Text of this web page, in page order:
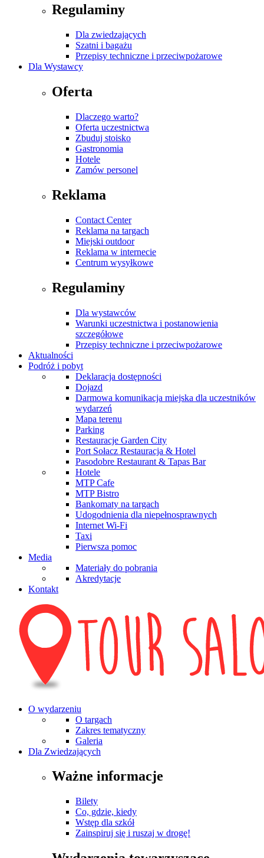
Regulaminy
Dla zwiedzających
Szatni i bagażu
Przepisy techniczne i przeciwpożarowe
Dla Wystawcy
Oferta
Dlaczego warto?
Oferta uczestnictwa
Zbuduj stoisko
Gastronomia
Hotele
Zamów personel
Reklama
Contact Center
Reklama na targach
Miejski outdoor
Reklama w internecie
Centrum wysyłkowe
Regulaminy
Dla wystawców
Warunki uczestnictwa i postanowienia
szczegółowe
Przepisy techniczne i przeciwpożarowe
Aktualności
Podróż i pobyt
Deklaracja dostępności
Dojazd
Darmowa komunikacja miejska dla uczestników
wydarzeń
Mapa terenu
Parking
Restauracje Garden City
Port Sołacz Restauracja & Hotel
Pasodobre Restaurant & Tapas Bar
Hotele
MTP Cafe
MTP Bistro
Bankomaty na targach
Udogodnienia dla niepełnosprawnych
Internet Wi-Fi
Taxi
Pierwsza pomoc
Media
Materiały do pobrania
Akredytacje
Kontakt
O wydarzeniu
O targach
Zakres tematyczny
Galeria
Dla Zwiedzających
Ważne informacje
Bilety
Co, gdzie, kiedy
Wstęp dla szkół
Zainspiruj się i ruszaj w drogę!